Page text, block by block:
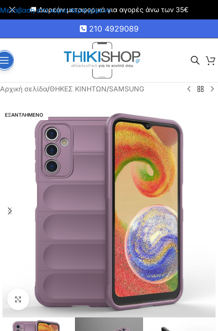
Μετάβαση στο κύριο περιεχόμενο
🚚 Δωρεάν μεταφορικά για αγορές άνω των 35€
210 4929089
Αρχική σελίδα/ΘΗΚΕΣ ΚΙΝΗΤΩΝ/SAMSUNG
ΕΞΑΝΤΛΗΜΕΝΟ
Click to enlarge